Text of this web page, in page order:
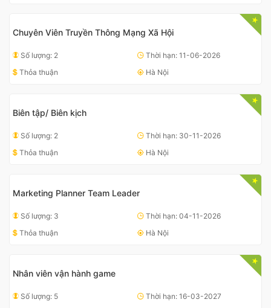
Chuyên Viên Truyền Thông Mạng Xã Hội
Số lượng: 2
Thời hạn: 11-06-2026
Thỏa thuận
Hà Nội
Biên tập/ Biên kịch
Số lượng: 2
Thời hạn: 30-11-2026
Thỏa thuận
Hà Nội
Marketing Planner Team Leader
Số lượng: 3
Thời hạn: 04-11-2026
Thỏa thuận
Hà Nội
Nhân viên vận hành game
Số lượng: 5
Thời hạn: 16-03-2027